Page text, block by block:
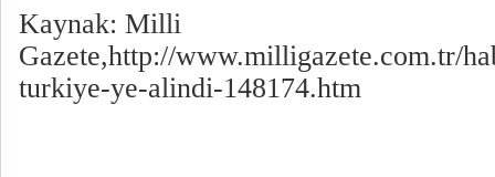
Kaynak: Milli
Gazete,http://www.milligazete.com.tr/
turkiye-ye-alindi-148174.htm